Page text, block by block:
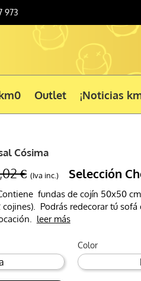
973
Outlet ¡Noticias
Cósima
€ (Iva inc.) Selección
fundas de cojín 50x50 cm
cojines). Podrás redecorar tú
leer más
Color